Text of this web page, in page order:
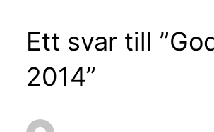
Ett svar till
2014”